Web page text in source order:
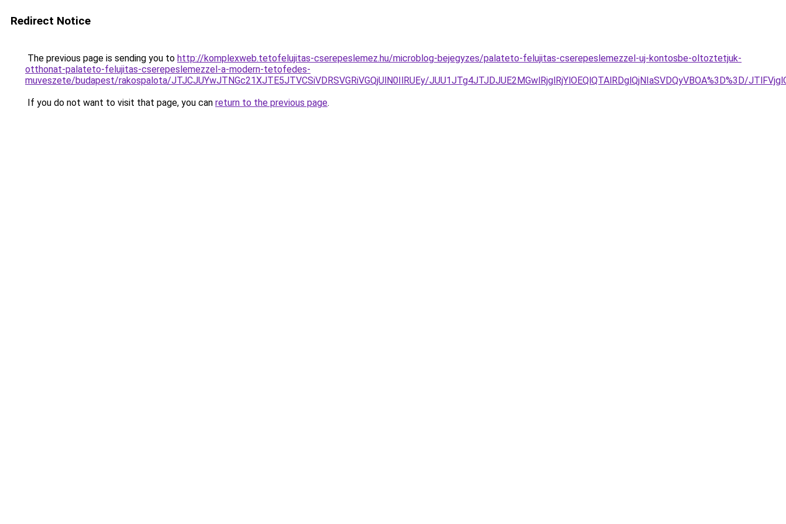
Redirect Notice
The previous page is sending you to http://komplexweb.tetofelujitas-cserepeslemez.hu/microblog-bejegyzes/palateto-felujitas-cserepeslemezzel-uj-kontosbe-oltoztetjuk-
otthonat-palateto-felujitas-cserepeslemezzel-a-modern-tetofedes-
muveszete/budapest/rakospalota/JTJCJUYwJTNGc21XJTE5JTVCSiVDRSVGRiVGQjUlN0IlRUEy/JUU1JTg4JTJDJUE2MGwlRjglRjYlOEQlQTAlRDglQjNIaSVDQyVBOA%3D%3D/
If you do not want to visit that page, you can return to the previous page.